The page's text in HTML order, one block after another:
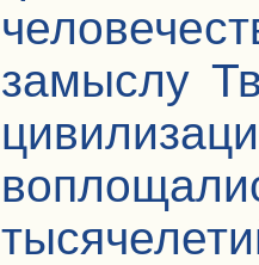
замыслу